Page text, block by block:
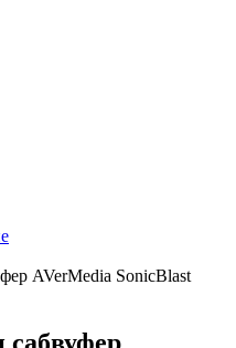
AVerMedia SonicBlast